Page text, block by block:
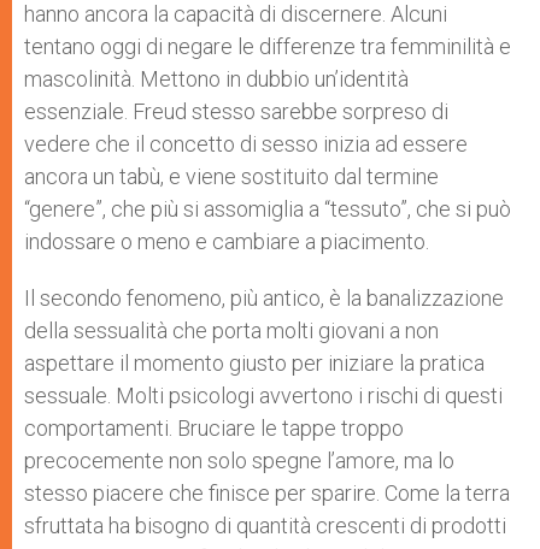
hanno ancora la capacità di discernere. Alcuni
tentano oggi di negare le differenze tra femminilità e
mascolinità. Mettono in dubbio un’identità
essenziale. Freud stesso sarebbe sorpreso di
vedere che il concetto di sesso inizia ad essere
ancora un tabù, e viene sostituito dal termine
“genere”, che più si assomiglia a “tessuto”, che si può
indossare o meno e cambiare a piacimento.
Il secondo fenomeno, più antico, è la banalizzazione
della sessualità che porta molti giovani a non
aspettare il momento giusto per iniziare la pratica
sessuale. Molti psicologi avvertono i rischi di questi
comportamenti. Bruciare le tappe troppo
precocemente non solo spegne l’amore, ma lo
stesso piacere che finisce per sparire. Come la terra
sfruttata ha bisogno di quantità crescenti di prodotti